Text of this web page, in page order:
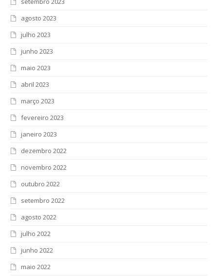
agosto 2023
julho 2023
junho 2023
maio 2023
abril 2023
março 2023
fevereiro 2023
janeiro 2023
dezembro 2022
novembro 2022
outubro 2022
setembro 2022
agosto 2022
julho 2022
junho 2022
maio 2022